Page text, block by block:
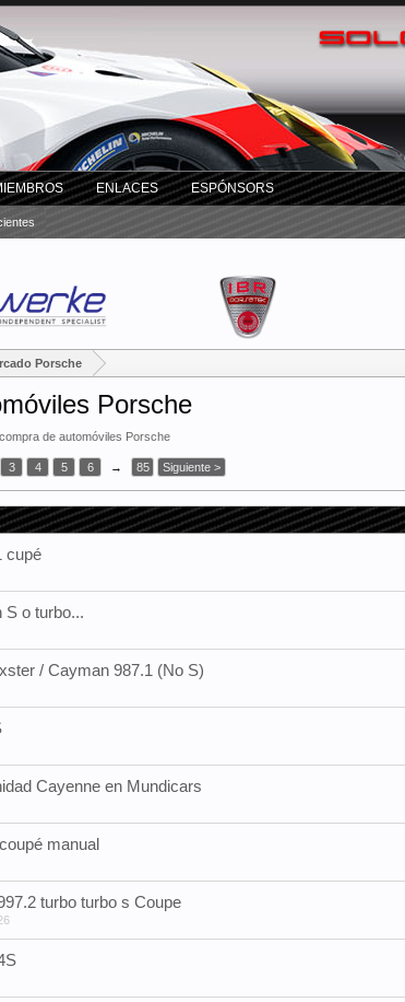
Porsche
Porsche
de automóviles Porsche
3 4 5 6 → 85 Siguiente >
cupé
S o turbo...
/ Cayman 987.1 (No S)
Cayenne en Mundicars
manual
turbo turbo s Coupe
ENLACES ESPÓNSORS